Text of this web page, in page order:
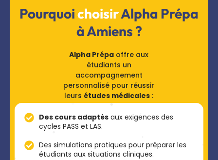
PourquoichoisirAlpha Prépa
à Amiens ?
Alpha Prépa offre aux
étudiants un
accompagnement
personnalisé pour réussir
leurs études médicales :
Des cours adaptés aux exigences des
cycles PASS et LAS.
Des simulations pratiques pour préparer les
étudiants aux situations cliniques.